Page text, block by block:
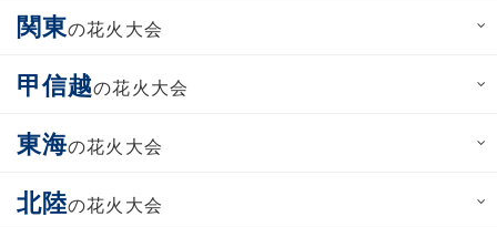
関東の花火大会
甲信越の花火大会
東海の花火大会
北陸の花火大会